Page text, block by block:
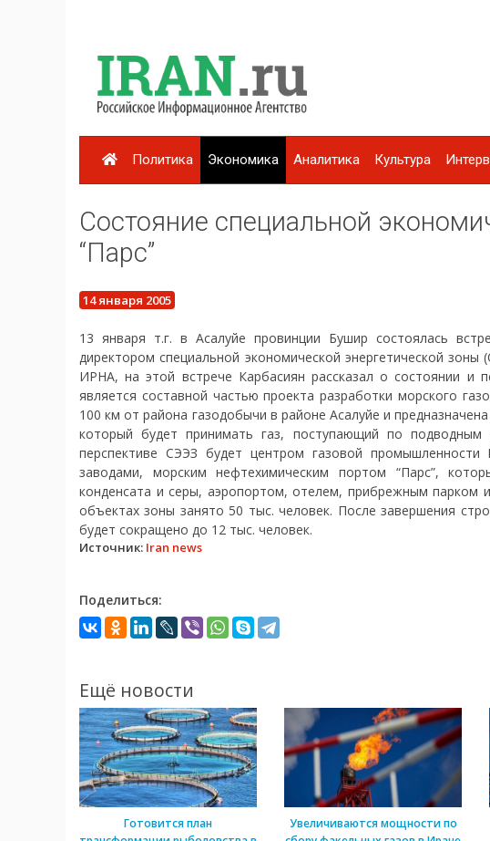
Политика Экономика Аналитика Культура
Состояние специальной
“Парс”
14 января 2005
13 января т.г. в Асалуйе провинции Бушир состоялась
директором специальной экономической энергетической
ИРНА, на этой встрече Карбасиян рассказал о состоянии и
является составной частью проекта разработки морского
100 км от района газодобычи в районе Асалуйе и
который будет принимать газ, поступающий по
перспективе СЭЭЗ будет центром газовой
заводами, морским нефтехимическим портом “Парс”,
конденсата и серы, аэропортом, отелем, прибрежным
объектах зоны занято 50 тыс. человек. После завершения
будет сокращено до 12 тыс. человек.
Источник: Iran news
Поделиться:
Ещё новости
Готовится план
Увеличиваются мощности по